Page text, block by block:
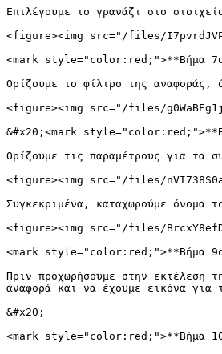
Επιλέγουμε το γρανάζι στο
<figure><img src="/files/
<mark style="color:red;">**Βήμα
Ορίζουμε το φίλτρο της αναφοράς,
<figure><img src="/files/
&#x20;<mark
Ορίζουμε τις παραμέτρους για τα
<figure><img src="/files/
Συγκεκριμένα, καταχωρούμε
<figure><img src="/files/
<mark style="color:red;">**Βήμα
Πριν προχωρήσουμε στην εκτέλεση
αναφορά και να έχουμε εικόνα για
&#x20;
<mark style="color:red;">**Βήμα